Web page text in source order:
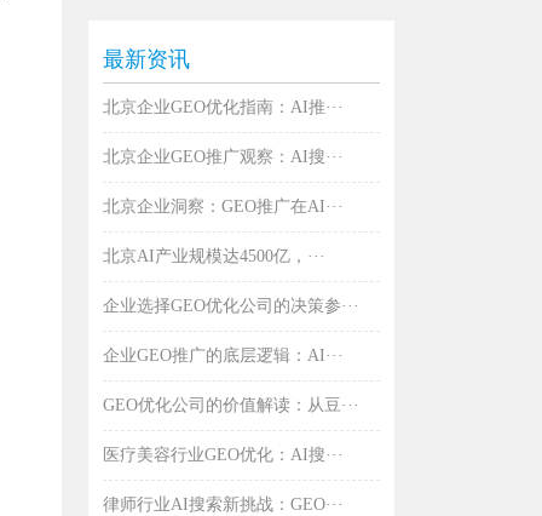
最新资讯
北京企业GEO优化指南：AI推···
北京企业GEO推广观察：AI搜···
北京企业洞察：GEO推广在AI···
北京AI产业规模达4500亿，···
企业选择GEO优化公司的决策参···
企业GEO推广的底层逻辑：AI···
GEO优化公司的价值解读：从豆···
医疗美容行业GEO优化：AI搜···
律师行业AI搜索新挑战：GEO···